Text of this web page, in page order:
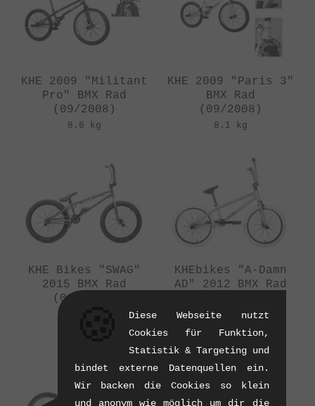
KHE 2009 "Militant
Pro" BMX Rad
(09/2008)
8.6 kg
KHE 2009 "Paris 3"
BMX Rad
(09/2008)
8.1 kg
KHE Bikes "SWAG"
2015 BMX Rad
(08/2014)
KHEbikes "A-Damn
AD" 2012 BMX Rad
9.9 kg
Diese Webseite nutzt
Cookies für Funktion,
Statistik & Targeting und
bindet externe Datenquellen ein.
Wir backen die Cookies so klein
und anonym wie möglich um dir die